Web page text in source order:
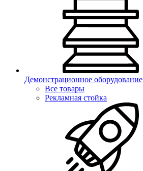
Демонстрационное оборудование
Все товары
Рекламная стойка